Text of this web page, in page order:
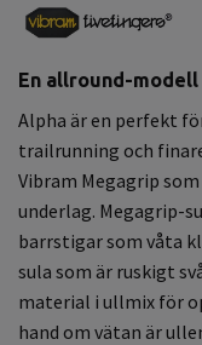
En allround-
Alpha är en perfekt
trailrunning och
Vibram Megagrip
underlag. Megagrip-
barrstigar som våta
sula som är ruskigt
material i ullmix för
hand om vätan är